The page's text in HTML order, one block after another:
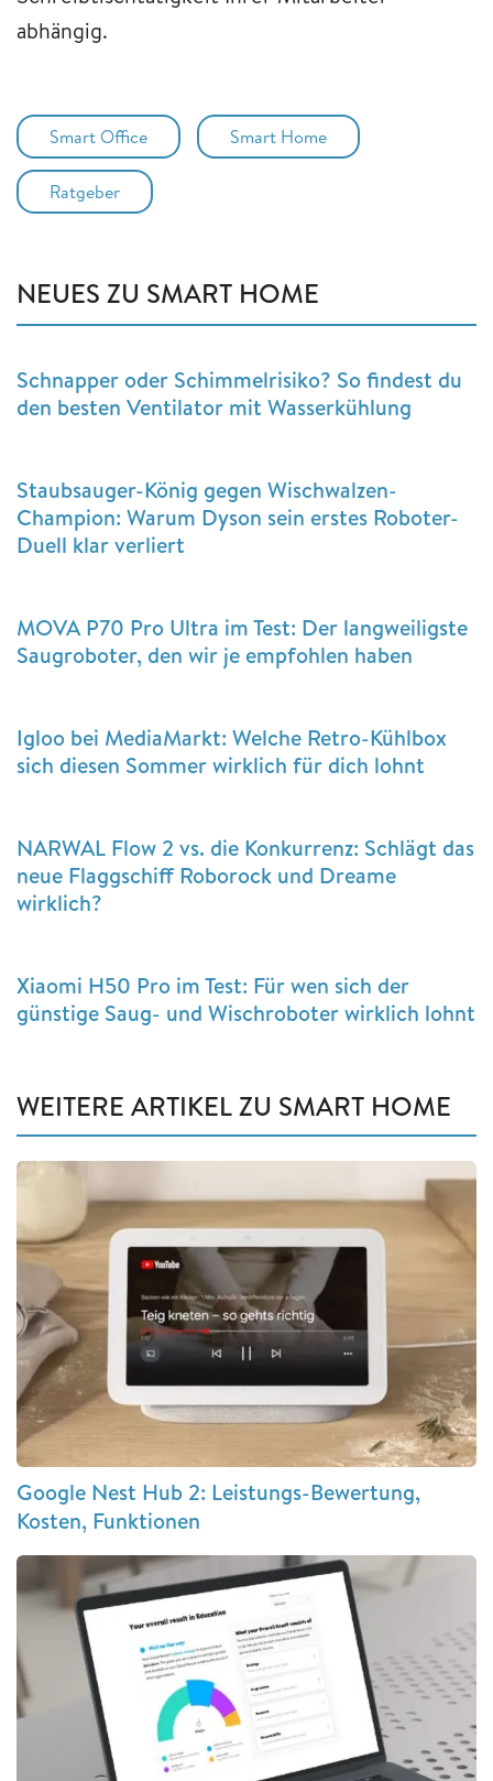
abhängig.
Smart Office Smart Home
Ratgeber
NEUES ZU SMART HOME
Schnapper oder Schimmelrisiko? So findest du
den besten Ventilator mit Wasserkühlung
Staubsauger-König gegen Wischwalzen-
Champion: Warum Dyson sein erstes Roboter-
Duell klar verliert
MOVA P70 Pro Ultra im Test: Der langweiligste
Saugroboter, den wir je empfohlen haben
Igloo bei MediaMarkt: Welche Retro-Kühlbox
sich diesen Sommer wirklich für dich lohnt
NARWAL Flow 2 vs. die Konkurrenz: Schlägt das
neue Flaggschiff Roborock und Dreame
wirklich?
Xiaomi H50 Pro im Test: Für wen sich der
günstige Saug- und Wischroboter wirklich lohnt
WEITERE ARTIKEL ZU SMART HOME
Google Nest Hub 2: Leistungs-Bewertung,
Kosten, Funktionen